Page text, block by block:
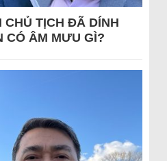
TỊCH ĐÃ DÍNH
CÓ ÂM MƯU GÌ?